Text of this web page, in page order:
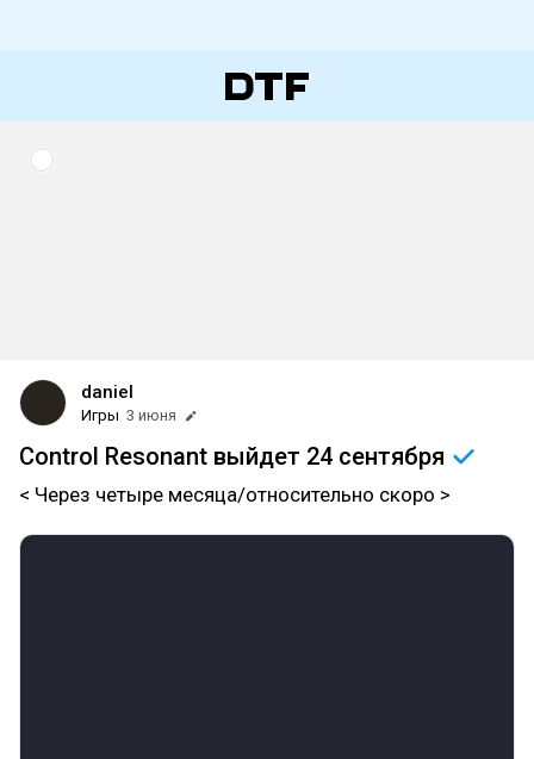
daniel
Игры 3 июня
Control Resonant выйдет 24 сентября
< Через четыре месяца/относительно скоро >